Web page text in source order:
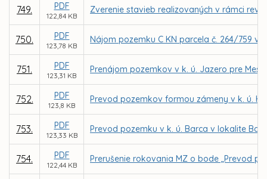
749. PDF
122,84 KB
Zverenie stavieb realizovaných v rámci
750. PDF
123,78 KB
Nájom pozemku C KN parcela č. 264/759
751. PDF
123,31 KB
Prenájom pozemkov v k. ú. Jazero pre
752. PDF
123,8 KB
Prevod pozemkov formou zámeny v k. ú.
753. PDF
123,33 KB
Prevod pozemku v k. ú. Barca v lokalite
754. PDF
122,44 KB
Prerušenie rokovania MZ o bode „Prevod